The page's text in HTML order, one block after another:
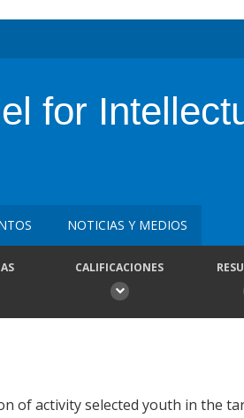
for
NOTICIAS Y MEDIOS
CALIFICACIONES
of activity selected youth in the